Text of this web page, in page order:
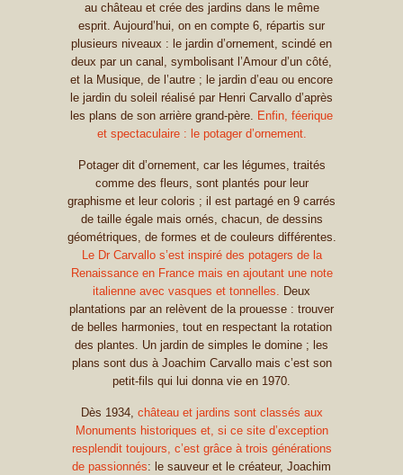
au château et crée des jardins dans le même
esprit. Aujourd’hui, on en compte 6, répartis sur
plusieurs niveaux : le jardin d’ornement, scindé en
deux par un canal, symbolisant l’Amour d’un côté,
et la Musique, de l’autre ; le jardin d’eau ou encore
le jardin du soleil réalisé par Henri Carvallo d’après
les plans de son arrière grand-père. Enfin, féerique
et spectaculaire : le potager d’ornement.
Potager dit d’ornement, car les légumes, traités
comme des fleurs, sont plantés pour leur
graphisme et leur coloris ; il est partagé en 9 carrés
de taille égale mais ornés, chacun, de dessins
géométriques, de formes et de couleurs différentes.
Le Dr Carvallo s’est inspiré des potagers de la
Renaissance en France mais en ajoutant une note
italienne avec vasques et tonnelles. Deux
plantations par an relèvent de la prouesse : trouver
de belles harmonies, tout en respectant la rotation
des plantes. Un jardin de simples le domine ; les
plans sont dus à Joachim Carvallo mais c’est son
petit-fils qui lui donna vie en 1970.
Dès 1934, château et jardins sont classés aux
Monuments historiques et, si ce site d’exception
resplendit toujours, c’est grâce à trois générations
de passionnés: le sauveur et le créateur, Joachim